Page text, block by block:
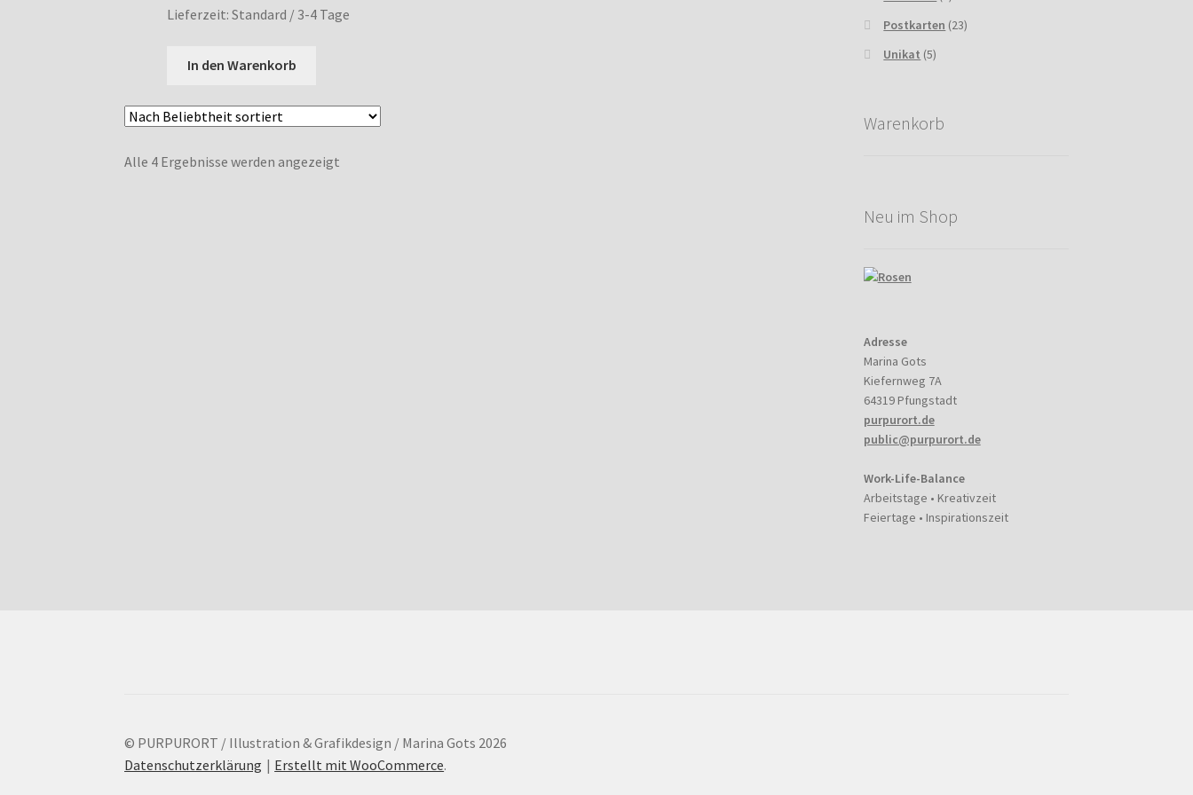
Lieferzeit:Standard / 3-4 Tage
In den Warenkorb
Alle 4 Ergebnisse werden angezeigt
Postkarten (23)
Unikat (5)
Warenkorb
Neu im Shop
Adresse
Marina Gots
Kiefernweg 7A
64319 Pfungstadt
purpurort.de
public@purpurort.de
Work-Life-Balance
Arbeitstage • Kreativzeit
Feiertage • Inspirationszeit
© PURPURORT / Illustration & Grafikdesign / Marina Gots 2026
Datenschutzerklärung
Erstellt mit WooCommerce.